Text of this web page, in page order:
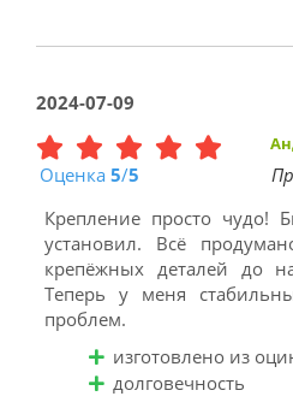
2024-07-09
Оценка 5/5
Крепление просто чудо!
установил. Всё
крепёжных деталей до
Теперь у меня
проблем.
изготовлено из
долговечность